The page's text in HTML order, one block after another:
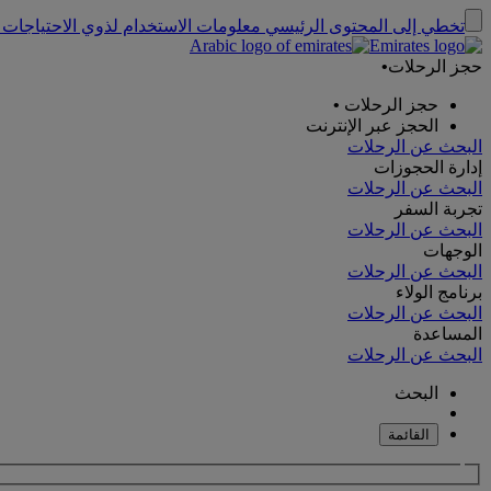
تخطي إلى المحتوى الرئيسي معلومات الاستخدام لذوي
حجز الرحلات•
حجز الرحلات •
الحجز عبر الإنترنت
البحث عن الرحلات
إدارة الحجوزات
البحث عن الرحلات
تجربة السفر
البحث عن الرحلات
الوجهات
البحث عن الرحلات
برنامج الولاء
البحث عن الرحلات
المساعدة
البحث عن الرحلات
البحث
القائمة